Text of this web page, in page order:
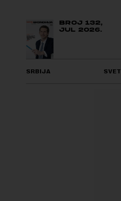
BROJ 132,
JUL 2026.
SRBIJA SVET